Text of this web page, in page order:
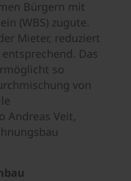
Bürgern mit
(WBS) zugute.
Mieter, reduziert
Das
so
von
Andreas Veit,